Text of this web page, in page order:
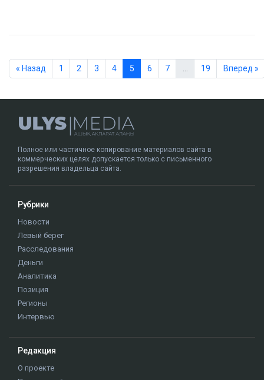
« Назад 1 2 3 4 5 6 7 … 19 Вперед »
Полное или частичное копирование материалов сайта в
коммерческих целях допускается только с письменного
разрешения владельца сайта.
Рубрики
Новости
Левый берег
Расследования
Деньги
Аналитика
Позиция
Регионы
Интервью
Редакция
О проекте